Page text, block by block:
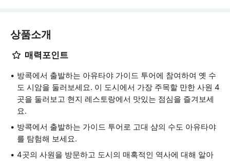
상품소개
매력포인트
방콕에서 출발하는 아유타야 가이드 투어에 참여하여 옛 수
도 시암을 둘러보세요. 이 도시에서 가장 주목할 만한 사원 4
곳을 둘러보고 현지 레스토랑에서 맛있는 점심을 즐겨보세
요.
방콕에서 출발하는 가이드 투어로 고대 샴의 수도 아유타야
를 탐험해 보세요.
4곳의 사원을 방문하고 도시의 매혹적인 역사에 대해 알아